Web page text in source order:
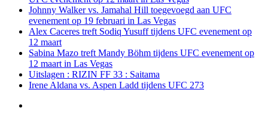
Johnny Walker vs. Jamahal Hill toegevoegd aan UFC
evenement op 19 februari in Las Vegas
Alex Caceres treft Sodiq Yusuff tijdens UFC evenement op
12 maart
Sabina Mazo treft Mandy Böhm tijdens UFC evenement op
12 maart in Las Vegas
Uitslagen : RIZIN FF 33 : Saitama
Irene Aldana vs. Aspen Ladd tijdens UFC 273